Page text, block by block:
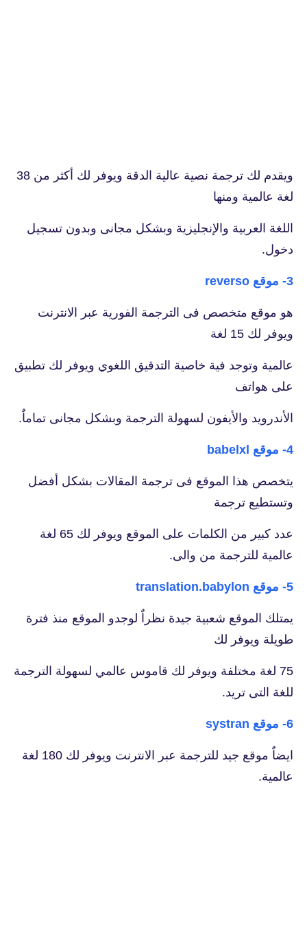
ويقدم لك ترجمة نصية عالية الدقة ويوفر لك أكثر من 38
لغة عالمية ومنها
اللغة العربية والإنجليزية وبشكل مجانى وبدون تسجيل
دخول.
3- موقع reverso
هو موقع متخصص فى الترجمة الفورية عبر الانترنت
ويوفر لك 15 لغة
عالمية وتوجد فية خاصية التدقيق اللغوي ويوفر لك تطبيق
على هواتف
الأندرويد والأيفون لسهولة الترجمة وبشكل مجانى تماماٌ.
4- موقع babelxl
يتخصص هذا الموقع فى ترجمة المقالات بشكل أفضل
وتستطيع ترجمة
عدد كبير من الكلمات على الموقع ويوفر لك 65 لغة
عالمية للترجمة من والى.
5- موقع translation.babylon
يمتلك الموقع شعبية جيدة نظراٌ لوجدو الموقع منذ فترة
طويلة ويوفر لك
75 لغة مختلفة ويوفر لك قاموس عالمي لسهولة الترجمة
للغة التى تريد.
6- موقع systran
ايضاٌ موقع جيد للترجمة عبر الانترنت ويوفر لك 180 لغة
عالمية.